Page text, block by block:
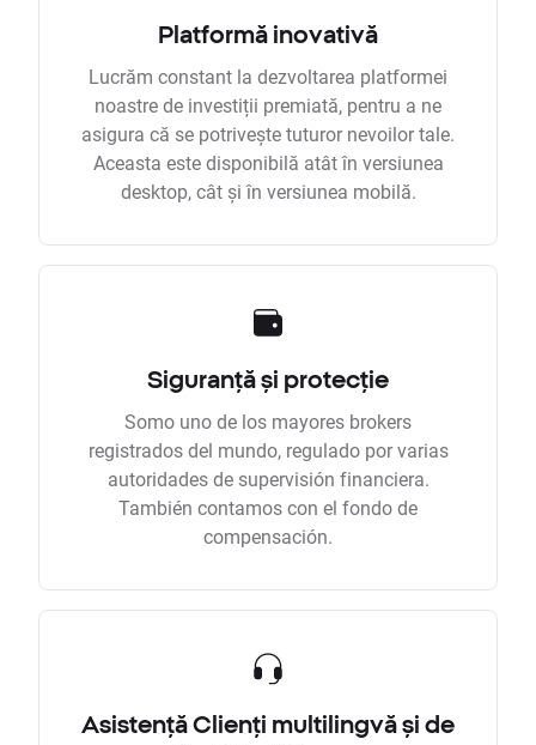
Platformă inovativă
Lucrăm constant la dezvoltarea platformei
noastre de investiții premiată, pentru a ne
asigura că se potrivește tuturor nevoilor tale.
Aceasta este disponibilă atât în versiunea
desktop, cât și în versiunea mobilă.
Siguranță și protecție
Somo uno de los mayores brokers
registrados del mundo, regulado por varias
autoridades de supervisión financiera.
También contamos con el fondo de
compensación.
Asistență Clienți multilingvă și de